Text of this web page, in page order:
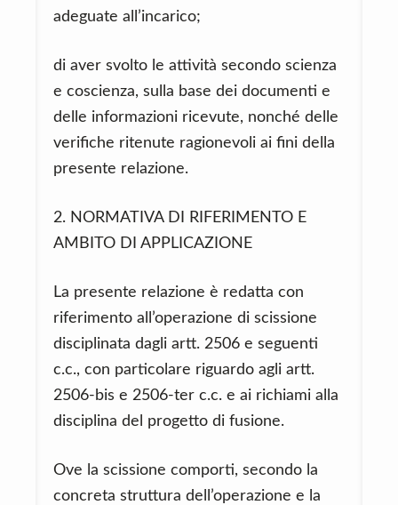
adeguate all’incarico;
di aver svolto le attività secondo scienza
e coscienza, sulla base dei documenti e
delle informazioni ricevute, nonché delle
verifiche ritenute ragionevoli ai fini della
presente relazione.
2. NORMATIVA DI RIFERIMENTO E
AMBITO DI APPLICAZIONE
La presente relazione è redatta con
riferimento all’operazione di scissione
disciplinata dagli artt. 2506 e seguenti
c.c., con particolare riguardo agli artt.
2506-bis e 2506-ter c.c. e ai richiami alla
disciplina del progetto di fusione.
Ove la scissione comporti, secondo la
concreta struttura dell’operazione e la